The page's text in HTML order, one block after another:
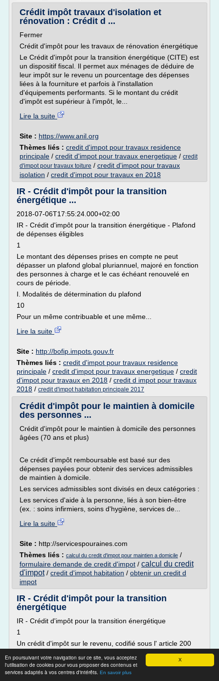
X
En poursuivant votre navigation sur ce site, vous acceptez
l'utilisation de cookies pour vous proposer des contenus et
services adaptés à vos centres d'intérêts. En savoir plus
Crédit impôt travaux d'isolation et
rénovation : Crédit d ...
Fermer
Crédit d'impôt pour les travaux de rénovation énergétique
Le Crédit d'impôt pour la transition énergétique (CITE) est
un dispositif fiscal. Il permet aux ménages de déduire de
leur impôt sur le revenu un pourcentage des dépenses
liées à la fourniture et parfois à l'installation
d'équipements performants. Si le montant du crédit
d'impôt est supérieur à l'impôt, le...
Lire la suite
Site : https://www.anil.org
Thèmes liés : credit d'impot pour travaux residence
principale / credit d'impot pour travaux energetique / credit
d'impot pour travaux toiture / credit d'impot pour travaux
isolation / credit d'impot pour travaux en 2018
IR - Crédit d'impôt pour la transition
énergétique ...
2018-07-06T17:55:24.000+02:00
IR - Crédit d'impôt pour la transition énergétique - Plafond
de dépenses éligibles
1
Le montant des dépenses prises en compte ne peut
dépasser un plafond global pluriannuel, majoré en fonction
des personnes à charge et le cas échéant renouvelé en
cours de période.
I. Modalités de détermination du plafond
10
Pour un même contribuable et une même...
Lire la suite
Site : http://bofip.impots.gouv.fr
Thèmes liés : credit d'impot pour travaux residence
principale / credit d'impot pour travaux energetique / credit
d'impot pour travaux en 2018 / credit d impot pour travaux
2018 / credit d'impot habitation principale 2017
Crédit d'impôt pour le maintien à domicile
des personnes ...
Crédit d'impôt pour le maintien à domicile des personnes
âgées (70 ans et plus)
Ce crédit d'impôt remboursable est basé sur des
dépenses payées pour obtenir des services admissibles
de maintien à domicile.
Les services admissibles sont divisés en deux catégories :
Les services d'aide à la personne, liés à son bien-être
(ex. : soins infirmiers, soins d'hygiène, services de...
Lire la suite
Site : http://servicespouraines.com
Thèmes liés : calcul du credit d'impot pour maintien a domicile /
formulaire demande de credit d'impot / calcul du credit
d'impot/ credit d'impot habitation / obtenir un credit d
impot
IR - Crédit d'impôt pour la transition
énergétique
IR - Crédit d'impôt pour la transition énergétique
1
Un crédit d'impôt sur le revenu, codifié sous l' article 200
quater du code général des impôts (CGI) , est accordé au
titre des dépenses d'équipements en faveur de la transition
énergétique supportées par les contribuables dans leur